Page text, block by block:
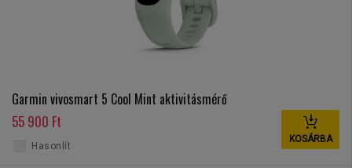
Garmin vivosmart 5 Cool Mint aktivitásmérő
55 900 Ft
KOSÁRBA
Hasonlít